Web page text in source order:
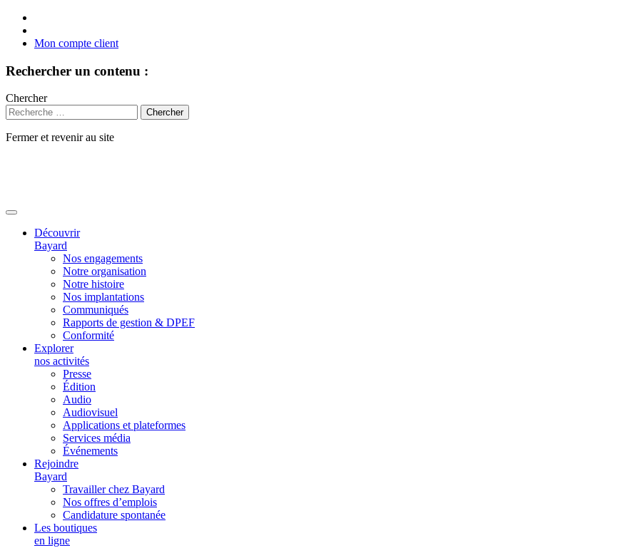
Mon compte client
Rechercher un contenu :
Chercher
Fermer et revenir au site
Découvrir
Bayard
Nos engagements
Notre organisation
Notre histoire
Nos implantations
Communiqués
Rapports de gestion & DPEF
Conformité
Explorer
nos activités
Presse
Édition
Audio
Audiovisuel
Applications et plateformes
Services média
Événements
Rejoindre
Bayard
Travailler chez Bayard
Nos offres d’emplois
Candidature spontanée
Les boutiques
en ligne